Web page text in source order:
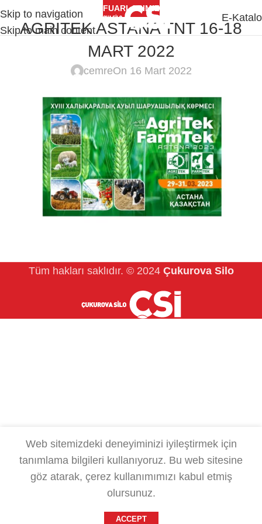
Skip to navigation
Skip to main content
MENU E-
FUARLARIMIZ
AGRITEK ASTANA TNT 16-18
MART 2022
cemreOn 16 Mart 2022
Tüm hakları saklıdır. © 2024 Çukurova Silo
Web sitemizdeki deneyiminizi iyileştirmek için
tanımlama bilgileri kullanıyoruz. Bu web sitesine
göz atarak, çerez kullanımımızı kabul etmiş
olursunuz.
ACCEPT